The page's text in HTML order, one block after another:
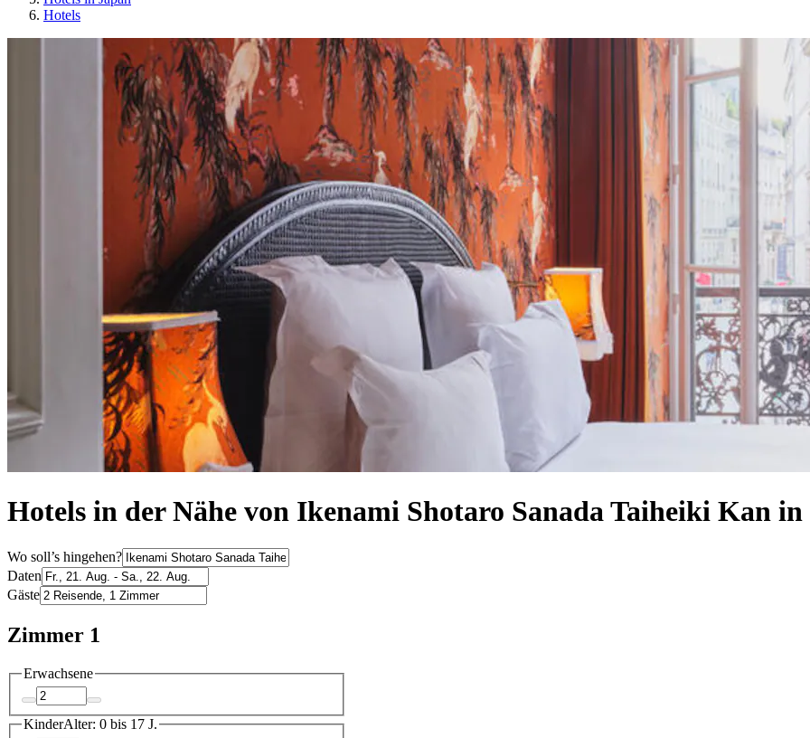
Hotels
Hotels in der Nähe von Ikenami Shotaro Sanada Taiheiki Kan in
Wo soll’s hingehen?
Daten
Gäste
Zimmer 1
Erwachsene
KinderAlter: 0 bis 17 J.